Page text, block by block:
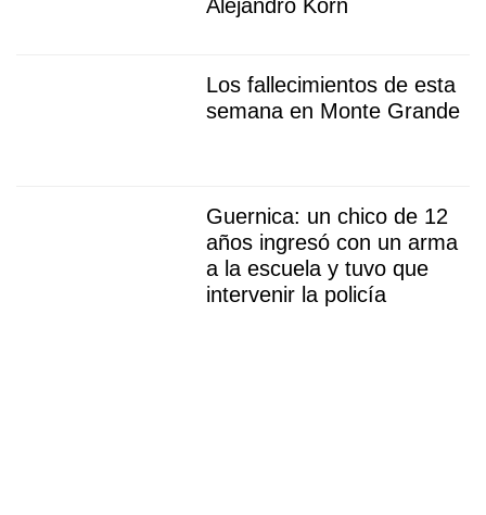
Alejandro Korn
Los fallecimientos de esta
semana en Monte Grande
Guernica: un chico de 12
años ingresó con un arma
a la escuela y tuvo que
intervenir la policía